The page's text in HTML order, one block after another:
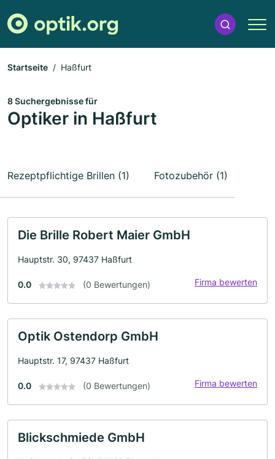
Startseite Haßfurt
8 Suchergebnisse für
Optiker in Haßfurt
Rezeptpflichtige Brillen (1) Fotozubehör (1)
Die Brille Robert Maier GmbH
Hauptstr. 30, 97437 Haßfurt
0.0 (0 Bewertungen) Firma bewerten
Optik Ostendorp GmbH
Hauptstr. 17, 97437 Haßfurt
0.0 (0 Bewertungen) Firma bewerten
Blickschmiede GmbH